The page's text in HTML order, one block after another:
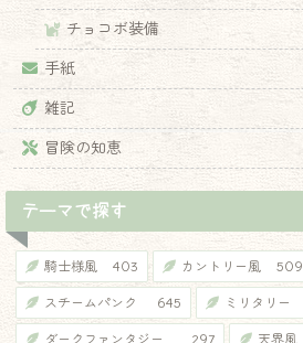
チョコボ装備
手紙
雑記
冒険の知恵
テーマで探す
騎士様風 403 カントリー風 509
スチームパンク 645 ミリタリー
ダークファンタジー 297 天界風